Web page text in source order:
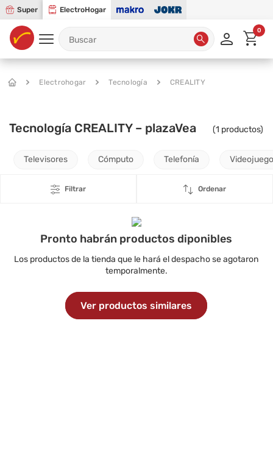
Super ElectroHogar
0
Electrohogar Tecnología CREALITY
Tecnología CREALITY – plazaVea (1 productos)
Televisores Cómputo Telefonía
Filtrar Ordenar
Pronto habrán productos diponibles
Los productos de la tienda que le hará el despacho se agotaron
temporalmente.
Ver productos similares